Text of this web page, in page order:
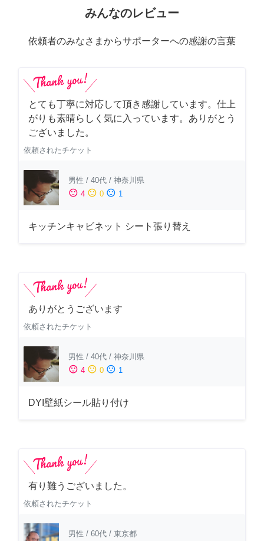
みんなのレビュー
依頼者のみなさまからサポーターへの感謝の言葉
とても丁寧に対応して頂き感謝しています。仕上
がりも素晴らしく気に入っています。ありがとう
ございました。
依頼されたチケット
男性 / 40代 / 神奈川県
sentiment_satisfied 4 sentiment_neutral 0 sentiment_dissatisfied 1
キッチンキャビネット シート張り替え
ありがとうございます
依頼されたチケット
男性 / 40代 / 神奈川県
sentiment_satisfied 4 sentiment_neutral 0 sentiment_dissatisfied 1
DYI壁紙シール貼り付け
有り難うございました。
依頼されたチケット
男性 / 60代 / 東京都